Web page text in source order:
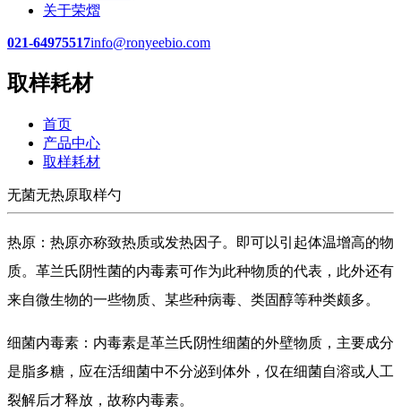
关于荣熠
021-64975517info@ronyeebio.com
取样耗材
首页
产品中心
取样耗材
无菌无热原取样勺
热原：热原亦称致热质或发热因子。即可以引起体温增高的物
质。革兰氏阴性菌的内毒素可作为此种物质的代表，此外还有
来自微生物的一些物质、某些种病毒、类固醇等种类颇多。
细菌内毒素：内毒素是革兰氏阴性细菌的外壁物质，主要成分
是脂多糖，应在活细菌中不分泌到体外，仅在细菌自溶或人工
裂解后才释放，故称内毒素。